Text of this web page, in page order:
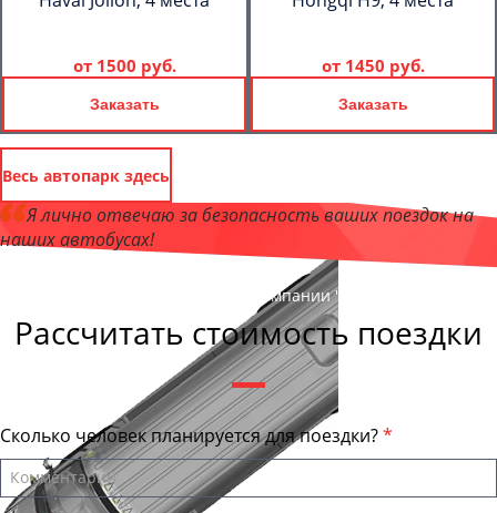
от 1500 руб.
Заказать
от 1450 руб.
Заказать
Весь автопарк здесь
Я лично отвечаю за безопасность ваших поездок на
наших автобусах!
, директор компании "КировБас"
Рассчитать стоимость поездки
Сколько человек планируется для поездки?